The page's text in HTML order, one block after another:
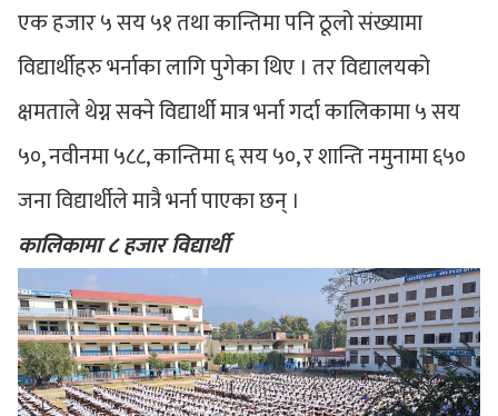
एक हजार ५ सय ५१ तथा कान्तिमा पनि ठूलो संख्यामा
विद्यार्थीहरु भर्नाका लागि पुगेका थिए । तर विद्यालयको
क्षमताले थेग्न सक्ने विद्यार्थी मात्र भर्ना गर्दा कालिकामा ५ सय
५०, नवीनमा ५८८, कान्तिमा ६ सय ५०, र शान्ति नमुनामा ६५०
जना विद्यार्थीले मात्रै भर्ना पाएका छन् ।
कालिकामा ८ हजार विद्यार्थी